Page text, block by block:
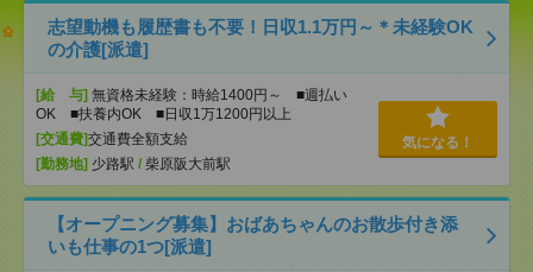
志望動機も履歴書も不要！日収1.1万円～＊未経験OK
の介護[派遣]
[給 与] 無資格未経験：時給1400円～ ■週払い
OK ■扶養内OK ■日収1万1200円以上
[交通費]交通費全額支給
[勤務地] 少路駅 / 柴原阪大前駅
気になる！
【オープニング募集】おばあちゃんのお散歩付き添
いも仕事の1つ[派遣]